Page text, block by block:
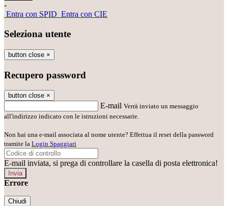
-
Entra con SPID Entra con CIE
Seleziona utente
button close ×
Recupero password
button close ×
E-mail Verrà inviato un messaggio
all'indirizzo indicato con le istruzioni necessarie.
Non hai una e-mail associata al nome utente? Effettua il reset della password
tramite la Login Spaggiari
E-mail inviata, si prega di controllare la casella di posta elettronica!
Errore
Chiudi